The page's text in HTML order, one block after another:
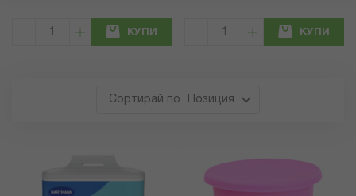
КУПИ КУПИ
Позиция